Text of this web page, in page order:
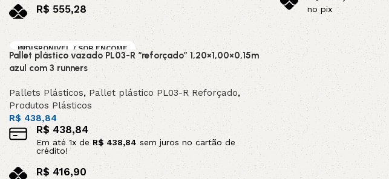
R$ 555,28
no pix
Adicionar ao carrinho
no pix
Leia mais
INDISPONIVEL / SOB ENCOME
NDA
Pallet plástico vazado PL03-R “reforçado” 1,20×1,00×0,15m
azul com 3 runners
Pallets Plásticos,Pallet plástico PL03-R Reforçado,
Produtos Plásticos
R$ 438,84
R$ 438,84
Em até 1x de R$ 438,84 sem juros no cartão de
crédito!
R$ 416,90